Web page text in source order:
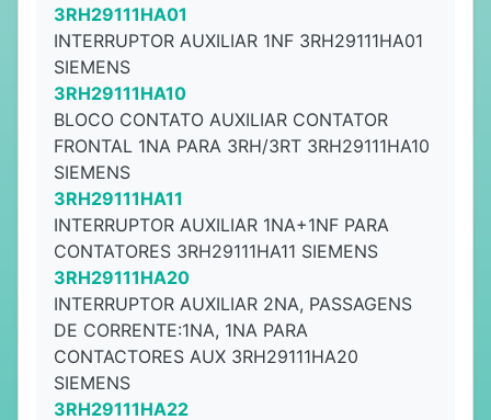
3RH29111HA01
INTERRUPTOR AUXILIAR 1NF 3RH29111HA01
SIEMENS
3RH29111HA10
BLOCO CONTATO AUXILIAR CONTATOR
FRONTAL 1NA PARA 3RH/3RT 3RH29111HA10
SIEMENS
3RH29111HA11
INTERRUPTOR AUXILIAR 1NA+1NF PARA
CONTATORES 3RH29111HA11 SIEMENS
3RH29111HA20
INTERRUPTOR AUXILIAR 2NA, PASSAGENS
DE CORRENTE:1NA, 1NA PARA
CONTACTORES AUX 3RH29111HA20
SIEMENS
3RH29111HA22